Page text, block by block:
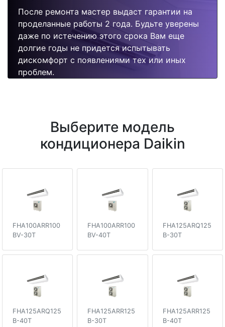
После ремонта мастер выдаст гарантии на
проделанные работы 2 года. Будьте уверены
даже по истечению этого срока Вам еще
долгие годы не придется испытывать
дискомфорт с появлениями тех или иных
проблем.
Выберите модель
кондиционера Daikin
FHA100ARR100
BV-30T
FHA100ARR100
BV-40T
FHA125ARQ125
B-30T
FHA125ARQ125
B-40T
FHA125ARR125
B-30T
FHA125ARR125
B-40T